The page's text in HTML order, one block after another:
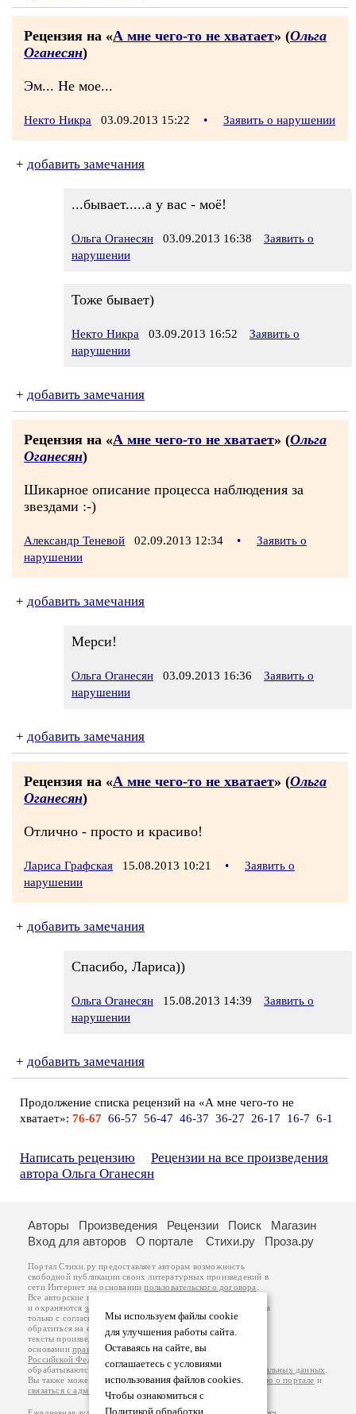
Рецензия на «А мне чего-то не хватает» (Ольга
Оганесян)
Эм... Не мое...
Некто Никра 03.09.2013 15:22 • Заявить о нарушении
+ добавить замечания
...бывает.....а у вас - моё!
Ольга Оганесян 03.09.2013 16:38
Заявить о
нарушении
Тоже бывает)
Некто Никра 03.09.2013 16:52
Заявить о
нарушении
+ добавить замечания
Рецензия на «А мне чего-то не хватает» (Ольга
Оганесян)
Шикарное описание процесса наблюдения за
звездами :-)
Александр Теневой 02.09.2013 12:34 •
Заявить о
нарушении
+ добавить замечания
Мерси!
Ольга Оганесян 03.09.2013 16:36
Заявить о
нарушении
+ добавить замечания
Рецензия на «А мне чего-то не хватает» (Ольга
Оганесян)
Отлично - просто и красиво!
Лариса Графская 15.08.2013 10:21 •
Заявить о
нарушении
+ добавить замечания
Спасибо, Лариса))
Ольга Оганесян 15.08.2013 14:39
Заявить о
нарушении
+ добавить замечания
Продолжение списка рецензий на «А мне чего-то не
хватает»: 76-67 66-57 56-47 46-37 36-27 26-17 16-7 6-1
Написать рецензию
Рецензии на все произведения
автора Ольга Оганесян
Мы используем файлы cookie
для улучшения работы сайта.
Оставаясь на сайте, вы
соглашаетесь с условиями
использования файлов cookies.
Чтобы ознакомиться с
Политикой обработки
Авторы Произведения Рецензии Поиск
Магазин
Вход для авторов
О портале Стихи.ру Проза.ру
Портал Стихи.ру предоставляет авторам возможность
свободной публикации своих литературных произведений в
сети Интернет на основаниипользовательского договора
Все авторские права на произведения принадлежат авторам
и охраняются законом
. Перепечатка произведений возможна
только с согласия его автора, к которому вы можете
обратиться на его авторской странице. Ответственность за
тексты произведений авторы несут самостоятельно на
основанииправил публикацииизаконодательства
Российской Федерации
обрабатываются на основанииПолитики обработки персональных данных
Вы также можете посмотреть более подробнуюинформацию о портале и
связаться с администрацией